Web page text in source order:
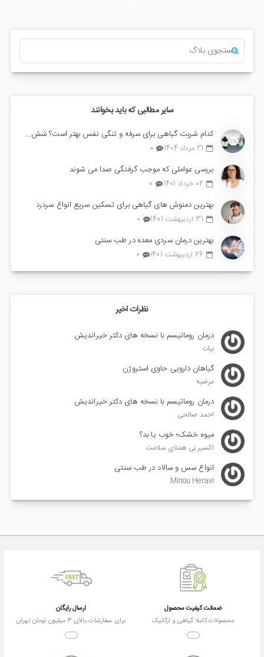
سایر مطالبی که باید بخوانند
کدام شربت گیاهی برای سرفه و تنگی نفس بهتر است؟ شش ناب یا زوفا مرکب
21 مرداد 1404 0
بررسی عواملی که موجب گرفتگی صدا می شوند
02 خرداد 1401 0
بهترین دمنوش های گیاهی برای تسکین سریع انواع سردرد
31 اردیبهشت 1401 0
بهترین درمان سردی معده در طب سنتی
26 اردیبهشت 1401 0
نظرات اخیر
درمان روماتیسم با نسخه های دکتر خیراندیش
بیات
گیاهان دارویی حاوی استروژن
مرضیه
درمان روماتیسم با نسخه های دکتر خیراندیش
احمد صالحی
میوه خشک؛ خوب یا بد؟
اکسیر بی همتای سلامت
انواع سس و سالاد در طب سنتی
Minou Heravi
ضمانت کیفیت محصول
محصولات کاملا گیاهی و ارگانیک
ارسال رایگان
برای سفارشات بالای 3 میلیون تومان تهران